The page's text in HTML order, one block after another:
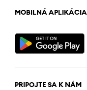
MOBILNÁ APLIKÁCIA
PRIPOJTE SA K NÁM